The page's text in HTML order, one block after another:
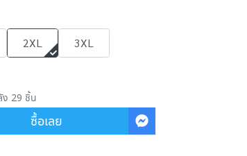
2XL
3XL
ง 29 ชิ้น
ซื้อเลย